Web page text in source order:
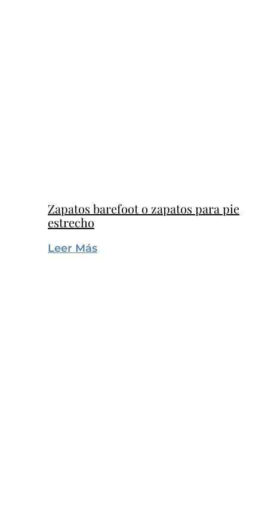
Zapatos barefoot o zapatos para pie
estrecho
Leer Más